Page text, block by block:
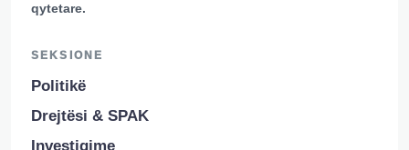
qytetare.
SEKSIONE
Politikë
Drejtësi & SPAK
Investigime